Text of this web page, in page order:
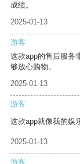
成绩。
2025-01-13
游客
这款app的售后服务
够放心购物。
2025-01-13
游客
这款app就像我的娱
2025-01-13
游客